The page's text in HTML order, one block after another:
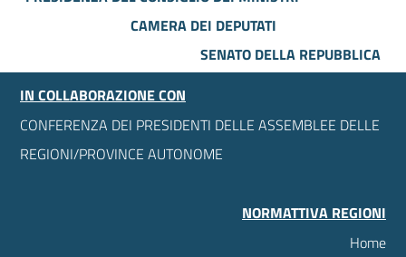
CAMERA DEI DEPUTATI
SENATO DELLA REPUBBLICA
IN COLLABORAZIONE CON
CONFERENZA DEI PRESIDENTI DELLE ASSEMBLEE DELLE
REGIONI/PROVINCE AUTONOME
NORMATTIVA REGIONI
Home